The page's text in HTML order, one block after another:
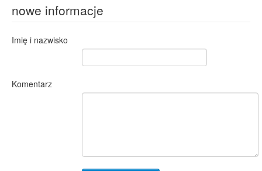
nowe informacje
Imię i nazwisko
Komentarz